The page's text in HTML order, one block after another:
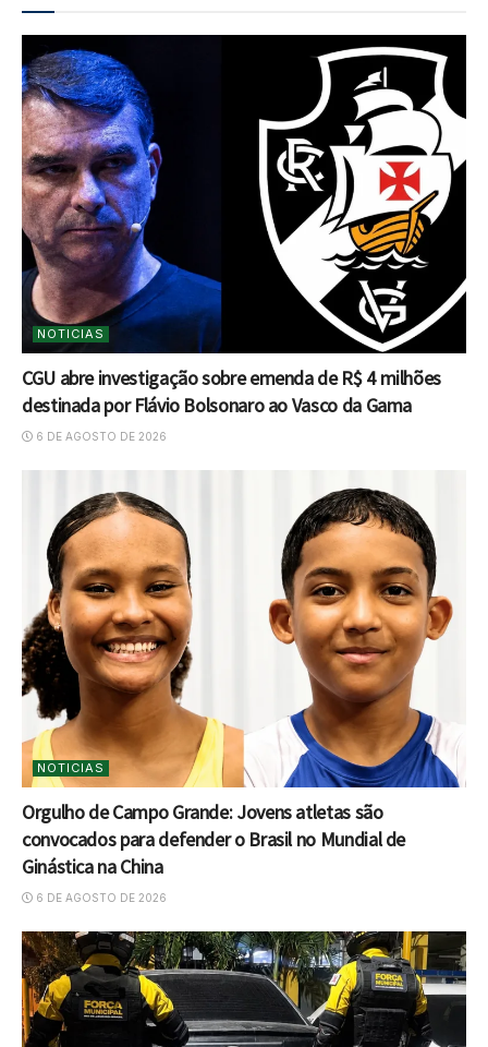
NOTICIAS
CGU abre investigação sobre emenda de R$ 4 milhões
destinada por Flávio Bolsonaro ao Vasco da Gama
6 DE AGOSTO DE 2026
NOTICIAS
Orgulho de Campo Grande: Jovens atletas são
convocados para defender o Brasil no Mundial de
Ginástica na China
6 DE AGOSTO DE 2026